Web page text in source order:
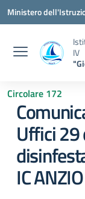
Vai ai contenuti
Vai al menu di
Vai al footer
Ministero
IV
Circolare 172
Uffici
IC